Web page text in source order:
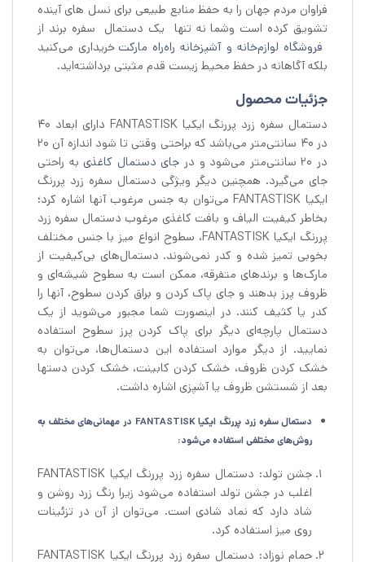
فراوان مردم جهان را به حفظ منابع طبیعی برای نسل های آینده
تشویق کرده است وشما نه تنها یک دستمال سفره برند از
فروشگاه لوازم‌خانه و آشپزخانه راه‌راه مارکت خریداری می‌کنید
بلکه آگاهانه در حفظ محیط زیست قدم مثبتی برداشته‌اید.
جزئیات محصول
دستمال سفره زرد پررنگ ایکیا FANTASTISK دارای ابعاد ۴۰
در ۴۰ سانتی‌متر می‌باشد که براحتی وقتی تا شود اندازه آن ۲۰
در ۲۰ سانتی‌متر می‌شود و در
جای دستمال کاغذی به راحتی
جای‌ می‌گیرد. همچنین دیگر ویژگی دستمال سفره زرد پررنگ
ایکیا FANTASTISK می‌توان به جنس مرغوب آنها اشاره کرد؛
بخاطر کیفیت الیاف و بافت کاغذی مرغوب دستمال سفره زرد
پررنگ ایکیا FANTASTISK، سطوح انواع میز با جنس مختلف
بخوبی تمیز شده و کدر نمی‌شوند. دستمال‌های بی‌کیفیت از
مارک‌ها و برندهای متفرقه، ممکن است به سطوح شیشه‌ای و
ظروف پرز بدهند و جای پاک کردن و براق کردن سطوح، آنها را
کدر یا کثیف کنند. در اینصورت شما مجبور می‌شوید از یک
دستمال پارچه‌ای دیگر برای پاک کردن پرز سطوح استفاده
نمایید. از دیگر موارد استفاده این دستمال‌ها، می‌توان به
خشک کردن ظروف، خشک کردن کابینت، خشک کردن دستها
بعد از شستشن ظروف یا آشپزی اشاره داشت.
دستمال سفره زرد پررنگ ایکیا FANTASTISK در مهمانی‌های مختلف به
روش‌های مختلفی استفاده می‌شود:
جشن تولد: دستمال سفره زرد پررنگ ایکیا FANTASTISK
اغلب در جشن تولد استفاده می‌شود زیرا رنگ زرد روشن و
شاد دارد که نماد شادی است. می‌توان از آن در تزئینات
روی میز استفاده کرد.
حمام نوزاد: دستمال سفره زرد پررنگ ایکیا FANTASTISK